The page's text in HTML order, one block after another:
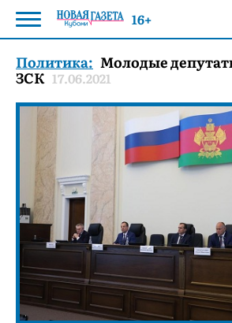
Политика: Молодые
ЗСК 17.06.2021
16+